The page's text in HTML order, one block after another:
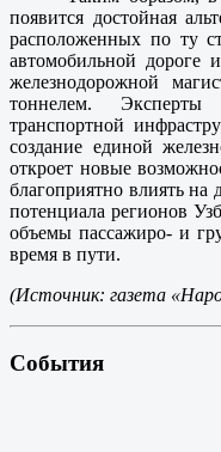
появится достойная
расположенных по ту
автомобильной
железнодорожной
тоннелем.
транспортной
создание единой
откроет новые
благоприятно влиять на
потенциала регионов
объемы пассажиро- и
время в пути.
(Источник: газета
События